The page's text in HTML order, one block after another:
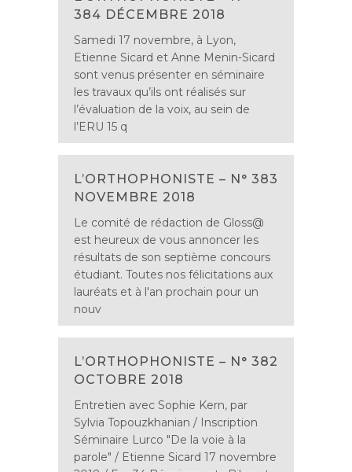
384 DÉCEMBRE 2018
Samedi 17 novembre, à Lyon,
Etienne Sicard et Anne Menin-Sicard
sont venus présenter en séminaire
les travaux qu’ils ont réalisés sur
l’évaluation de la voix, au sein de
l’ERU 15 q
L’ORTHOPHONISTE – N° 383
NOVEMBRE 2018
Le comité de rédaction de Gloss@
est heureux de vous annoncer les
résultats de son septième concours
étudiant. Toutes nos félicitations aux
lauréats et à l'an prochain pour un
nouv
L’ORTHOPHONISTE – N° 382
OCTOBRE 2018
Entretien avec Sophie Kern, par
Sylvia Topouzkhanian / Inscription
Séminaire Lurco "De la voie à la
parole" / Etienne Sicard 17 novembre